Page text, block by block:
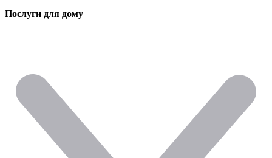
Послуги для дому